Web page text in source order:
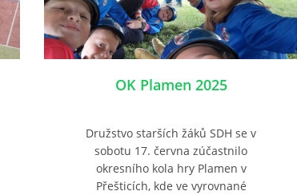
OK Plamen 2025
Družstvo starších žáků SDH se v
sobotu 17. června zúčastnilo
okresního kola hry Plamen v
Přešticích, kde ve vyrovnané